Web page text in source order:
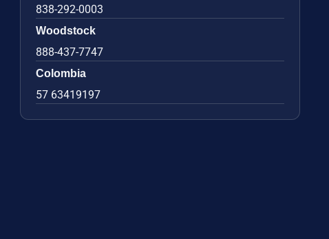
838-292-0003
Woodstock
888-437-7747
Colombia
57 63419197